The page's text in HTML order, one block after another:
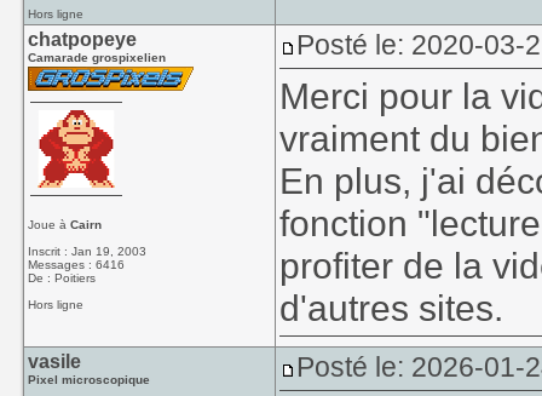
Hors ligne
chatpopeye
Camarade grospixelien
Joue àCairn
Inscrit : Jan 19, 2003
Messages : 6416
De : Poitiers
Hors ligne
Posté le: 2020-03-
Merci pour la
vraiment du
En plus, j'ai
fonction
profiter de la
d'autres sites.
vasile
Pixel microscopique Posté le: 2026-01-